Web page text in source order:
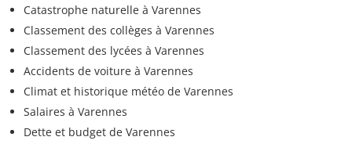
Catastrophe naturelle à Varennes
Classement des collèges à Varennes
Classement des lycées à Varennes
Accidents de voiture à Varennes
Climat et historique météo de Varennes
Salaires à Varennes
Dette et budget de Varennes